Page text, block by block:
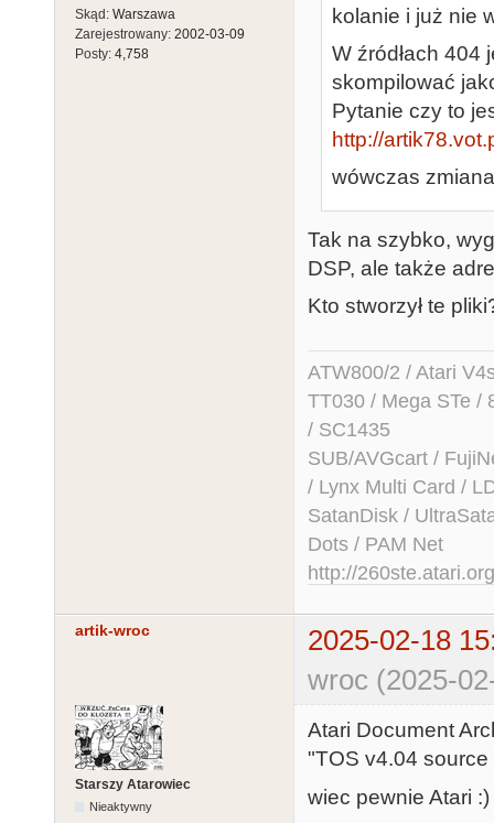
Skąd: Warszawa
Zarejestrowany: 2002-03-09
Posty: 4,758
kolanie i już nie
W źródłach 404
skompilować
Pytanie czy to
http://
wówczas
Tak na szybko,
DSP, ale także
Kto stworzył te
ATW800/2 / Atari
TT030 / Mega STe /
/ SC1435
SUB/AVGcart /
/ Lynx Multi Card /
SatanDisk /
Dots / PAM Net
http://260ste.atari.org
artik-wroc
2025-02-18
wroc (2025-
Starszy Atarowiec
Nieaktywny
Atari Document
"TOS v4.04
wiec pewnie Atari :)